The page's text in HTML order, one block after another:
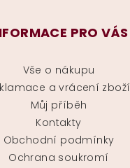
PRO VÁS
Vše o nákupu
a vrácení zboží
Můj příběh
Kontakty
Obchodní podmínky
Ochrana soukromí